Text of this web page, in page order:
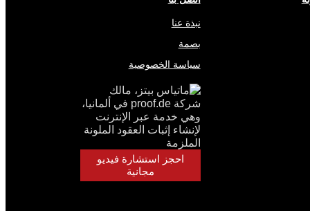
نبذة عنا
بصمة
سياسة الخصوصية
احجز استشارة فيديو
مجانية